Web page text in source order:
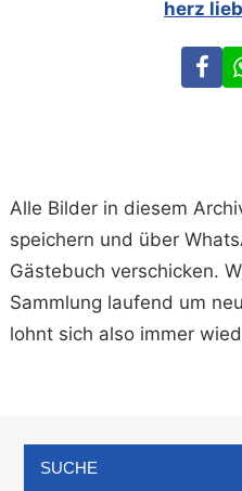
herz
Alle Bilder in diesem
speichern und über
Gästebuch verschicken.
Sammlung laufend um
lohnt sich also immer
SUCHE